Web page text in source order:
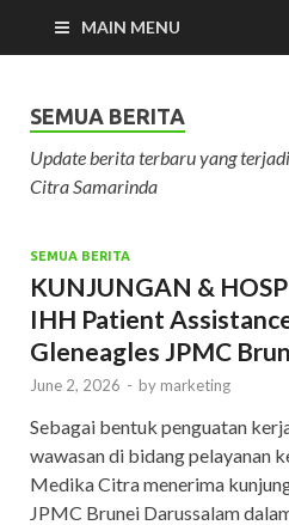
MAIN MENU
SEMUA BERITA
Update berita terbaru yang
Citra Samarinda
SEMUA BERITA
KUNJUNGAN &
IHH Patient
Gleneagles JPMC
June 2, 2026 - by marketing
Sebagai bentuk penguatan
wawasan di bidang pelayanan
Medika Citra menerima
JPMC Brunei Darussalam